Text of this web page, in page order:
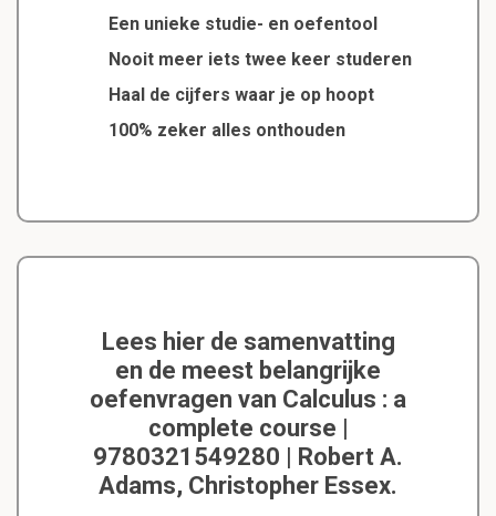
Een unieke studie- en oefentool
Nooit meer iets twee keer studeren
Haal de cijfers waar je op hoopt
100% zeker alles onthouden
Lees hier de samenvatting
en de meest belangrijke
oefenvragen van Calculus : a
complete course |
9780321549280 | Robert A.
Adams, Christopher Essex.